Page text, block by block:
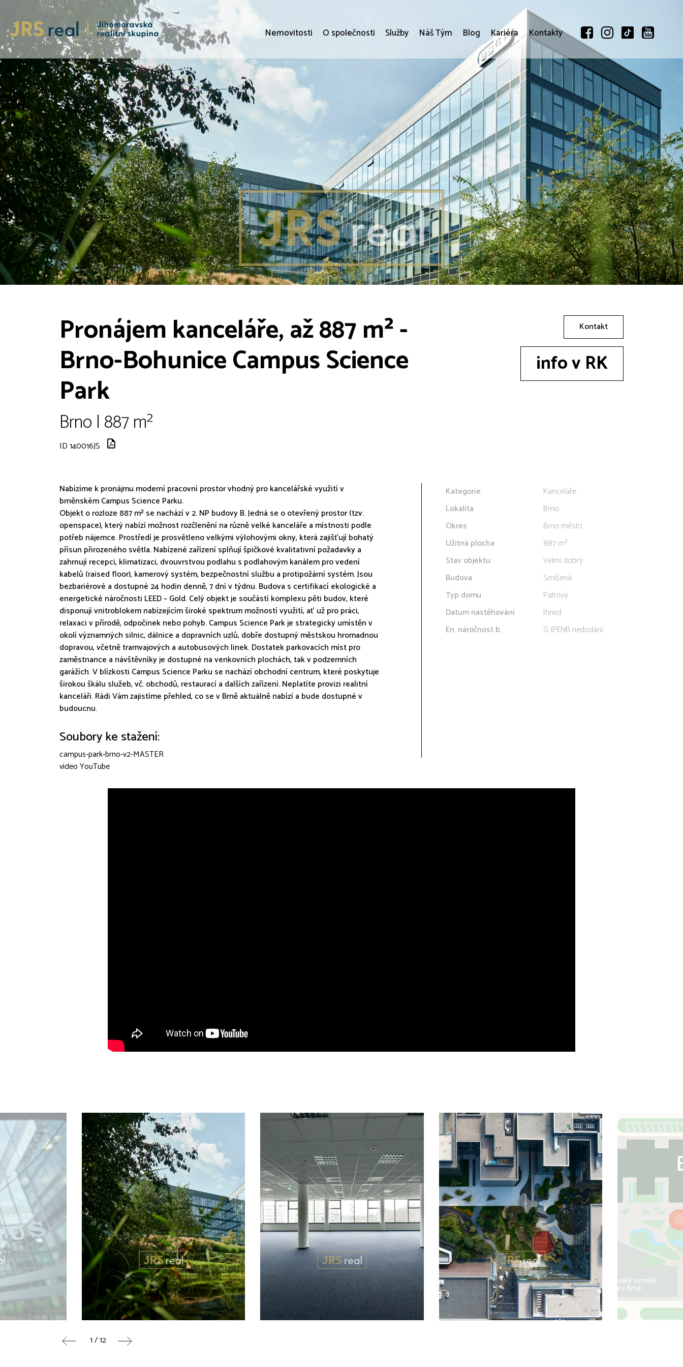
Nemovitosti O společnosti Služby Náš Tým Blog Kariéra Kontakty
Pronájem kanceláře, až 887 m² -
Brno-Bohunice Campus Science
Park
Brno | 887 m²
ID 140016JS
Kontakt
info v RK
Nabízíme k pronájmu moderní pracovní prostor vhodný pro kancelářské využití v
brněnském Campus Science Parku.
Objekt o rozloze 887 m² se nachází v 2. NP budovy B. Jedná se o otevřený prostor (tzv.
openspace), který nabízí možnost rozčlenění na různě velké kanceláře a místnosti podle
potřeb nájemce. Prostředí je prosvětleno velkými výlohovými okny, která zajišťují bohatý
přísun přirozeného světla. Nabízené zařízení splňují špičkové kvalitativní požadavky a
zahrnují recepci, klimatizaci, dvouvrstvou podlahu s podlahovým kanálem pro vedení
kabelů (raised floor), kamerový systém, bezpečnostní službu a protipožární systém. Jsou
bezbariérové a dostupné 24 hodin denně, 7 dní v týdnu. Budova s certifikací ekologické a
energetické náročnosti LEED – Gold. Celý objekt je součástí komplexu pěti budov, které
disponují vnitroblokem nabízejícím široké spektrum možností využití, ať už pro práci,
relaxaci v přírodě, odpočinek nebo pohyb. Campus Science Park je strategicky umístěn v
okolí významných silnic, dálnice a dopravních uzlů, dobře dostupný městskou hromadnou
dopravou, včetně tramvajových a autobusových linek. Dostatek parkovacích míst pro
zaměstnance a návštěvníky je dostupné na venkovních plochách, tak v podzemních
garážích. V blízkosti Campus Science Parku se nachází obchodní centrum, které poskytuje
širokou škálu služeb, vč. obchodů, restaurací a dalších zařízení. Neplatíte provizi realitní
kanceláři. Rádi Vám zajistíme přehled, co se v Brně aktuálně nabízí a bude dostupné v
budoucnu.
Soubory ke stažení:
campus-park-brno-v2-MASTER
video YouTube
Kategorie
Kanceláře
Lokalita
Brno
Okres
Brno-město
Užitná plocha
887 m²
Stav objektu
Velmi dobrý
Budova
Smíšená
Typ domu
Patrový
Datum nastěhování
Ihned
En. náročnost b.
G (PENB nedodán)
1 / 12